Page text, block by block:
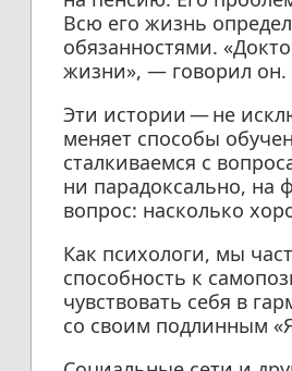
Всю его жизнь
обязанностями.
жизни», — говорил он.
Эти истории — не
меняет способы
сталкиваемся с
ни парадоксально, на
вопрос: насколько
Как психологи, мы
способность к
чувствовать себя в
со своим подлинным